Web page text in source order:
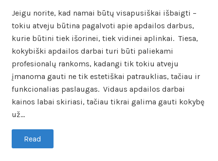
Jeigu norite, kad namai būtų visapusiškai išbaigti –
tokiu atveju būtina pagalvoti apie apdailos darbus,
kurie būtini tiek išorinei, tiek vidinei aplinkai. Tiesa,
kokybiški apdailos darbai turi būti paliekami
profesionalų rankoms, kadangi tik tokiu atveju
įmanoma gauti ne tik estetiškai patrauklias, tačiau ir
funkcionalias paslaugas. Vidaus apdailos darbai
kainos labai skiriasi, tačiau tikrai galima gauti kokybę
už…
Read